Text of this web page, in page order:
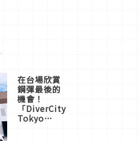
在台場欣賞
鋼彈最後的
機會！
「DiverCity
Tokyo